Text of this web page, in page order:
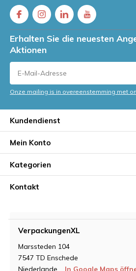
Erhalten Sie die neuesten
Aktionen
Onze mailing is in overeenstemming met
Kundendienst
Mein Konto
Kategorien
Kontakt
VerpackungenXL
Marssteden 104
7547 TD Enschede
Niederlande
In Google Maps